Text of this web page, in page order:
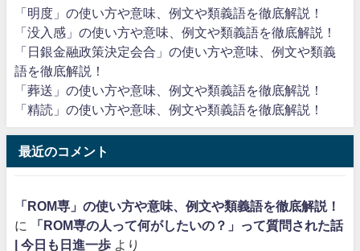
「明度」の使い方や意味、例文や類義語を徹底解説！
「没入感」の使い方や意味、例文や類義語を徹底解説！
「日銀金融政策決定会合」の使い方や意味、例文や類義
語を徹底解説！
「葬送」の使い方や意味、例文や類義語を徹底解説！
「精読」の使い方や意味、例文や類義語を徹底解説！
最近のコメント
「ROM専」の使い方や意味、例文や類義語を徹底解説！
に
「ROM専の人って何がしたいの？」って質問された話
| 今日も日進一歩 より